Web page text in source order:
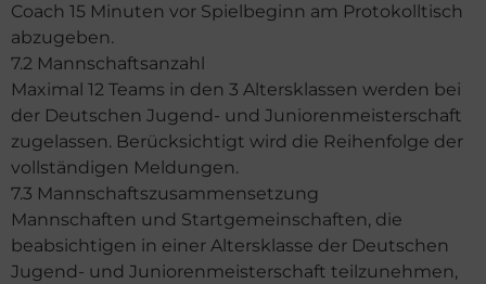
Coach 15 Minuten vor Spielbeginn am Protokolltisch
abzugeben.
7.2 Mannschaftsanzahl
Maximal 12 Teams in den 3 Altersklassen werden bei
der Deutschen Jugend- und Juniorenmeisterschaft
zugelassen. Berücksichtigt wird die Reihenfolge der
vollständigen Meldungen.
7.3 Mannschaftszusammensetzung
Mannschaften und Startgemeinschaften, die
beabsichtigen in einer Altersklasse der Deutschen
Jugend- und Juniorenmeisterschaft teilzunehmen,